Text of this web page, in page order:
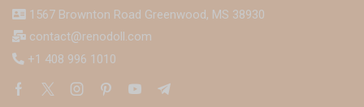
1567 Brownton Road Greenwood, MS 38930
contact@renodoll.com
+1 408 996 1010